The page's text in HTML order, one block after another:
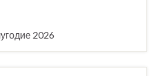
2026